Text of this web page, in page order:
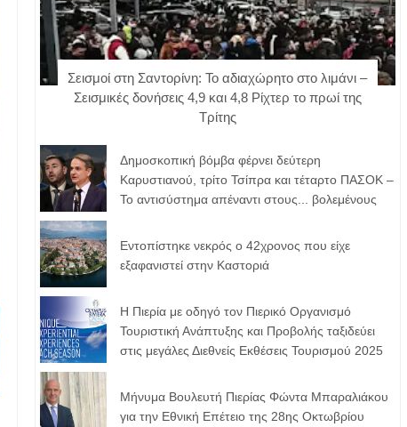
Σεισμοί στη Σαντορίνη: Το αδιαχώρητο στο λιμάνι –
Σεισμικές δονήσεις 4,9 και 4,8 Ρίχτερ το πρωί της
Τρίτης
Δημοσκοπική βόμβα φέρνει δεύτερη
Καρυστιανού, τρίτο Τσίπρα και τέταρτο ΠΑΣΟΚ –
Το αντισύστημα απέναντι στους... βολεμένους
Εντοπίστηκε νεκρός ο 42χρονος που είχε
εξαφανιστεί στην Καστοριά
Η Πιερία με οδηγό τον Πιερικό Οργανισμό
Τουριστική Ανάπτυξης και Προβολής ταξιδεύει
στις μεγάλες Διεθνείς Εκθέσεις Τουρισμού 2025
Μήνυμα Βουλευτή Πιερίας Φώντα Μπαραλιάκου
για την Εθνική Επέτειο της 28ης Οκτωβρίου